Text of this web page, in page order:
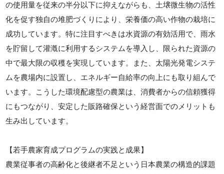
の使用量を従来の半分以下に抑えながらも、土壌微生物の活性
化を促す独自の堆肥づくりにより、栄養価の高い作物の栽培に
成功しています。特に注目すべきは水資源の有効活用で、雨水
を貯留して灌漑に利用するシステムを導入し、限られた資源の
中で最大限の収穫を実現しています。また、太陽光発電システ
ムを農場内に設置し、エネルギー自給率の向上にも取り組んで
います。こうした環境配慮型の農業は、消費者からの信頼獲得
にもつながり、安定した販路確保という経営面でのメリットも
生み出しています。
【若手農家育成プログラムの実践と成果】
農業従事者の高齢化と後継者不足という日本農業の構造的課題